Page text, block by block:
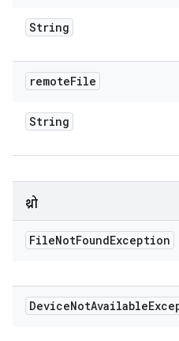
String
remoteFile
String
थ्रो
FileNotFoundException
DeviceNotAvailable